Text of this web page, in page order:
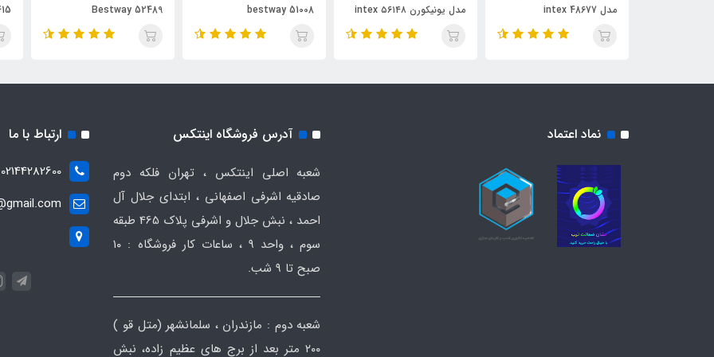
مدل یونیکورن intex ۵۶۱۴۸
bestway 51008
Bestway 52489
58415
نماد اعتماد آدرس فروشگاه اینتکس
شعبه اصلی اینتکس ، تهران فلکه دوم
صادقیه اشرفی اصفهانی ، ابتدای جلال آل
احمد ، نبش جلال و اشرفی پلاک 465 طبقه
سوم ، واحد ۹ ، ساعات کار فروشگاه : ۱۰
صبح تا ۹ شب.
شعبه دوم : مازندران ، سلمانشهر (متل قو )
۲۰۰ متر بعد از برج های عظیم زاده، نبش
ارتباط با ما
02144282600